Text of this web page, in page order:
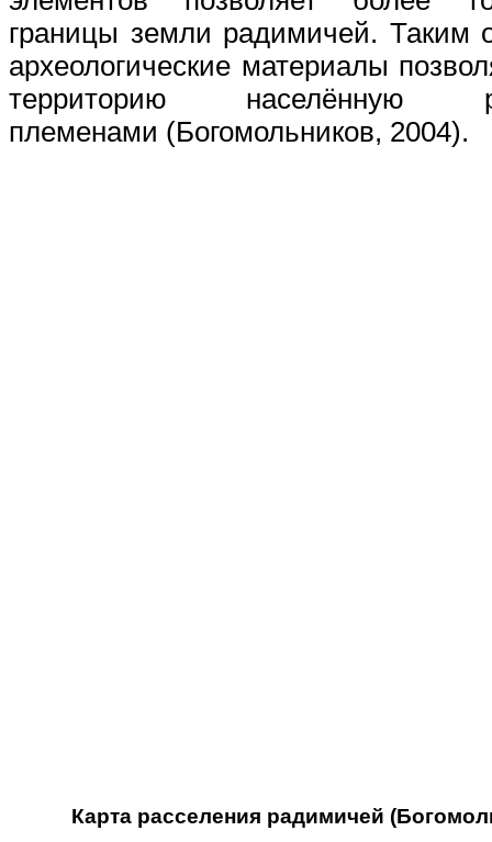
границы земли радимичей. Таким
археологические материалы
территорию населённую
племенами (Богомольников, 2004).
Карта расселения радимичей